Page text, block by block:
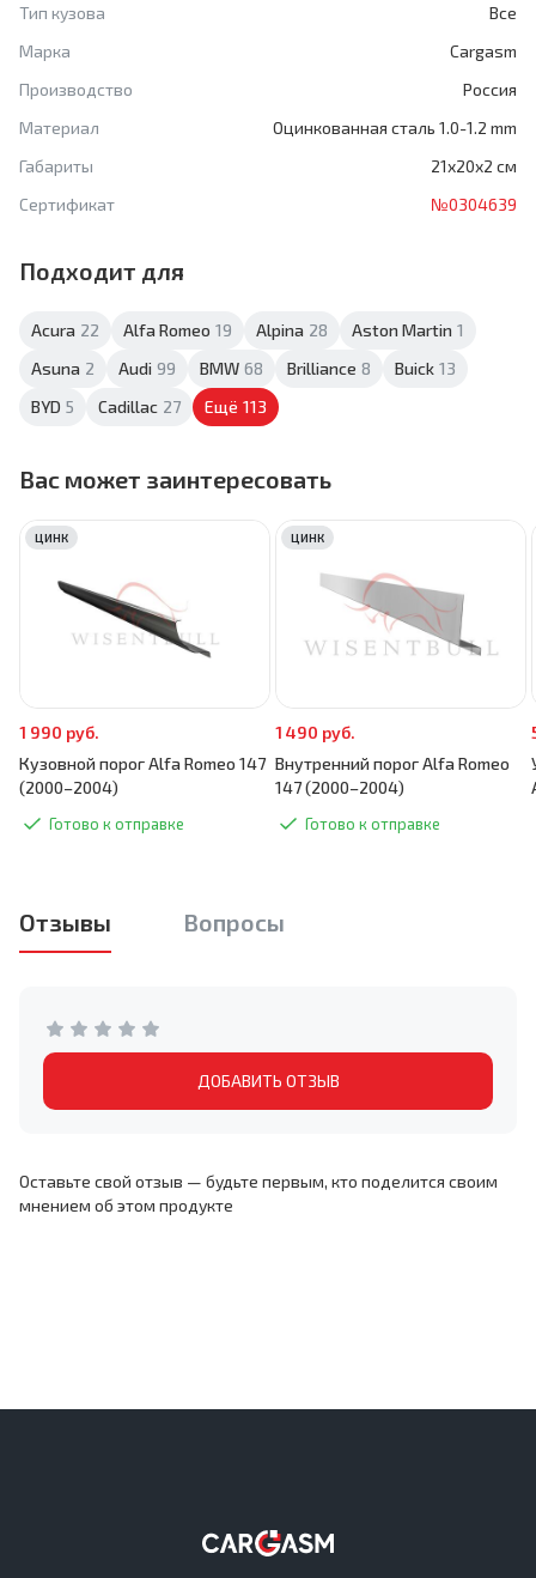
Тип кузова
Все
Марка
Cargasm
Производство
Россия
Материал
Оцинкованная сталь 1.0-1.2 mm
Габариты
21x20x2 см
Сертификат
№0304639
Подходит для
Acura 22 Alfa Romeo 19 Alpina 28 Aston Martin 1
Asuna 2 Audi 99 BMW 68 Brilliance 8 Buick 13
BYD 5 Cadillac 27 Ещё 113
Вас может заинтересовать
1 990 руб.
Кузовной порог Alfa Romeo 147
(2000–2004)
Готово к отправке
ЦИНК
1 490 руб.
Внутренний порог Alfa Romeo
147 (2000–2004)
Готово к отправке
ЦИНК
Отзывы Вопросы
ДОБАВИТЬ ОТЗЫВ
Оставьте свой отзыв — будьте первым, кто поделится своим
мнением об этом продукте